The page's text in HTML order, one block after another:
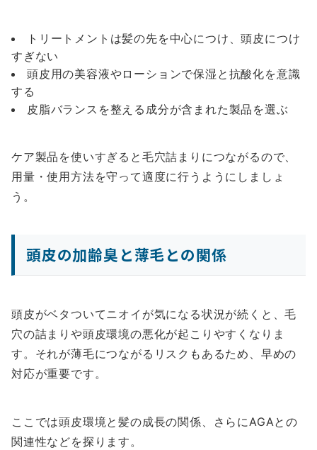
トリートメントは髪の先を中心につけ、頭皮につけ
すぎない
頭皮用の美容液やローションで保湿と抗酸化を意識
する
皮脂バランスを整える成分が含まれた製品を選ぶ
ケア製品を使いすぎると毛穴詰まりにつながるので、
用量・使用方法を守って適度に行うようにしましょ
う。
頭皮の加齢臭と薄毛との関係
頭皮がベタついてニオイが気になる状況が続くと、毛
穴の詰まりや頭皮環境の悪化が起こりやすくなりま
す。それが薄毛につながるリスクもあるため、早めの
対応が重要です。
ここでは頭皮環境と髪の成長の関係、さらにAGAとの
関連性などを探ります。